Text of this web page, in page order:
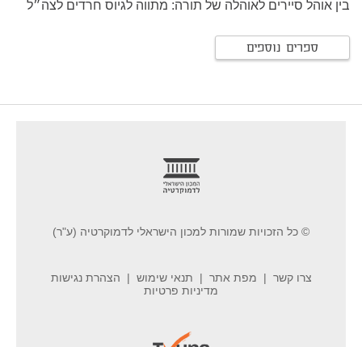
בין אוהל סיירים לאוהלה של תורה: מתווה לגיוס חרדים לצה״ל
ספרים נוספים
© כל הזכויות שמורות למכון הישראלי לדמוקרטיה (ע"ר)
צרו קשר מפת אתר תנאי שימוש
הצהרת נגישות
מדיניות פרטיות